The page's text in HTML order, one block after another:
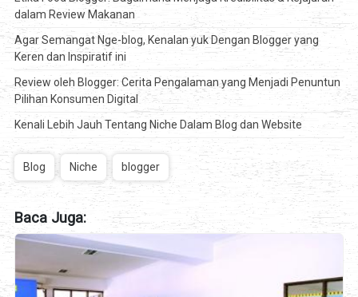
dalam Review Makanan
Agar Semangat Nge-blog, Kenalan yuk Dengan Blogger yang
Keren dan Inspiratif ini
Review oleh Blogger: Cerita Pengalaman yang Menjadi Penuntun
Pilihan Konsumen Digital
Kenali Lebih Jauh Tentang Niche Dalam Blog dan Website
Blog Niche blogger
Baca Juga: